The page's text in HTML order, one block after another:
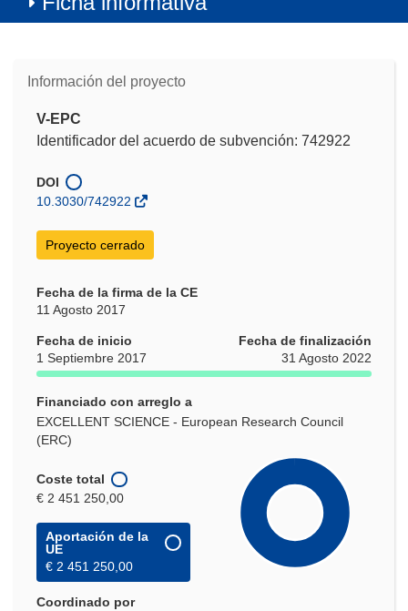
Información del proyecto
V-EPC
Identificador del acuerdo de subvención: 742922
DOI
10.3030/742922
Proyecto cerrado
Fecha de la firma de la CE
11 Agosto 2017
Fecha de inicio
1 Septiembre 2017
Fecha de finalización
31 Agosto 2022
Financiado con arreglo a
EXCELLENT SCIENCE - European Research Council
(ERC)
Coste total
€ 2 451 250,00
Aportación de la
UE
€ 2 451 250,00
Coordinado por